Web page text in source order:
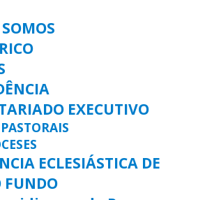
EXECUTIVO
ECLESIÁSTICA DE
FUNDO